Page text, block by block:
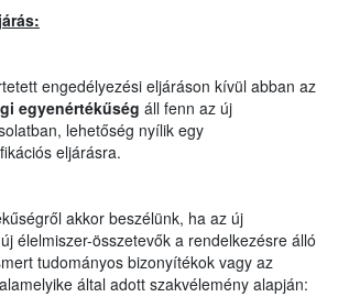
engedélyezési eljáráson kívül abban az
egyenértékűség áll fenn az új
lehetőség nyílik egy
eljárásra.
akkor beszélünk, ha az új
élelmiszer-összetevők a rendelkezésre álló
tudományos bizonyítékok vagy az
által adott szakvélemény alapján: